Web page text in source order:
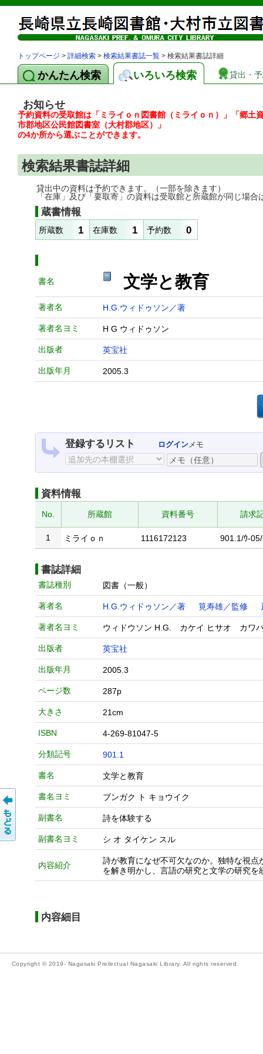
トップページ > 詳細検索 > 検索結果書誌一覧 > 検索結果書誌詳細
かんたん検索 いろいろ検索 貸出・
お知らせ
予約資料の受取館は「ミライｏｎ図書館（ミライｏｎ）」「郷
市郡地区公民館図書室（大村郡地区）」
の4か所から選ぶことができます。
検索結果書誌詳細
貸出中の資料は予約できます。（一部を除きます）
「在庫」及び「要取寄」の資料は受取館と所蔵館が同じ場合
蔵書情報
所蔵数 1 在庫数 1 予約数 0
書名 文学と教育
著者名 H.G.ウィドゥソン／著
著者名ヨミ H G ウィドゥソン
出版者 英宝社
出版年月 2005.3
登録するリスト ログインメモ
資料情報
No. 所蔵館 資料番号 請求
1 ミライｏｎ 1116172123 901.1/ｳ-05/
書誌詳細
書誌種別 図書（一般）
著者名 H.G.ウィドゥソン／著 筧寿雄／監修
著者名ヨミ ウィドウソン H.G. カケイ ヒサオ カワ
出版者 英宝社
出版年月 2005.3
ページ数 287p
大きさ 21cm
ISBN 4-269-81047-5
分類記号 901.1
書名 文学と教育
書名ヨミ ブンガク ト キョウイク
副書名 詩を体験する
副書名ヨミ シ オ タイケン スル
内容紹介
詩が教育になぜ不可欠なのか。独特な視
を解き明かし、言語の研究と文学の研究
内容細目
Copyright © 2019- Nagasaki Prefectual Nagasaki Library. All rights reserved.